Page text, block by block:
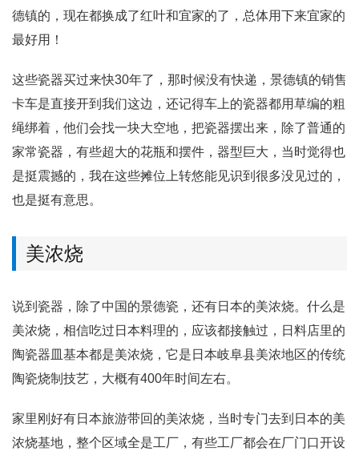
德镇的，现在都换成了红叶和宜家的了，总体用下来宜家的
最好用！
这些瓷器买过来快30年了，那时候没有快递，景德镇的销售
卡车是直接开到我们这边，还记得车上的瓷器都用草编的粗
绳绑着，他们会找一块大空地，把瓷器摆出来，除了普通的
家常瓷器，有些超大的花瓶和摆件，器型巨大，当时觉得也
是挺震撼的，我在这些摊位上转悠能见识到很多没见过的，
也是挺有意思。
美浓烧
说到瓷器，除了中国的景德瓷，还有日本的美浓烧。什么是
美浓烧，相信吃过日本料理的，应该都接触过，日料店里的
陶瓷器皿基本都是美浓烧，它是日本岐阜县美浓地区的传统
陶瓷烧制技艺，大概有400年时间左右。
家里刚好有日本旅游带回的美浓烧，当时专门去到日本的美
浓烧基地，整个区域全是工厂，有些工厂都会在厂门口开设
等待中